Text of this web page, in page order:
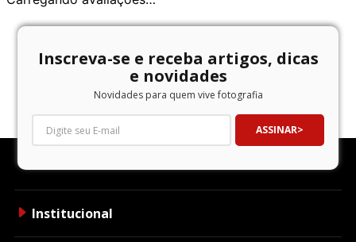
Inscreva-se e receba artigos, dicas
e novidades
Novidades para quem vive fotografia
ASSINAR
Institucional